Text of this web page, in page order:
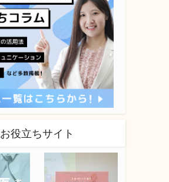
お役立ちサイト